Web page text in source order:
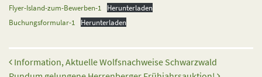
Flyer-Island-zum-Bewerben-1
Herunterladen
Buchungsformular-1
Herunterladen
Beitrags-Navigation
Information, Aktuelle Wolfsnachweise Schwarzwald